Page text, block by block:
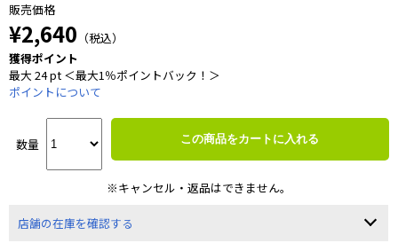
販売価格
¥2,640 （税込）
獲得ポイント
最大 24 pt ＜最大1％ポイントバック！＞
ポイントについて
数量 この商品をカートに入れる
※キャンセル・返品はできません。
店舗の在庫を確認する